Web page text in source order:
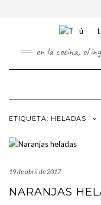
en la cocina, el
ETIQUETA: HELADAS
19 de abril de 2017
NARANJAS